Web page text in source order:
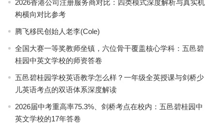
2026香港公司注册服务商对比：四类模式深度解析与真实机
构横向对比参考
腾飞移民创始人老李(Cole)
全国大赛一等奖教师坐镇，六位骨干覆盖核心学科：五邑碧
桂园中英文学校的师资答卷
五邑碧桂园学校英语教学怎么样？一年级全英授课与剑桥少
儿英语考点的双语体系深度解读
2026届中考重高率75.3%、剑桥考点在校内：五邑碧桂园中
英文学校的17年答卷